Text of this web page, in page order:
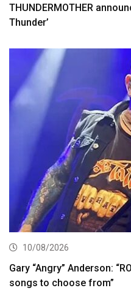
THUNDERMOTHER
Thunder’
10/08/2026
Gary “Angry” Anderson:
songs to choose from”